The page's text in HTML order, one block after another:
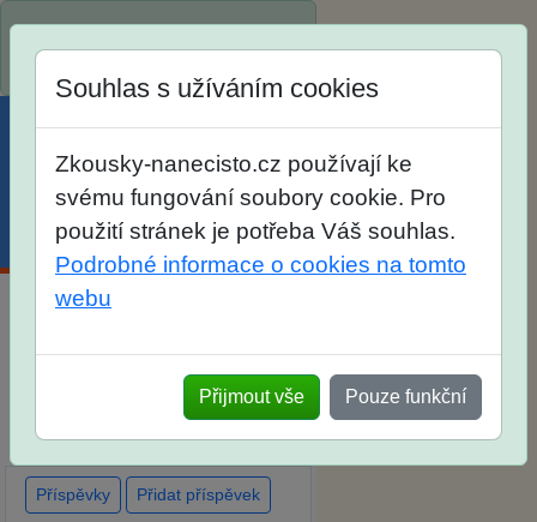
Menu Účet Košík
po skutečných přijímacích
zkouškách
Souhlas s užíváním cookies
Zkousky-nanecisto.cz používají ke
svému fungování soubory cookie. Pro
použití stránek je potřeba Váš souhlas.
Podrobné informace o cookies na tomto
webu
Přijmout vše Pouze funkční
Příspěvky Přidat příspěvek